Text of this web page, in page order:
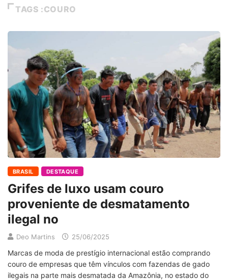
TAGS :COURO
BRASIL DESTAQUE
Grifes de luxo usam couro
proveniente de desmatamento
ilegal no
Deo Martins 25/06/2025
Marcas de moda de prestígio internacional estão comprando
couro de empresas que têm vínculos com fazendas de gado
ilegais na parte mais desmatada da Amazônia, no estado do